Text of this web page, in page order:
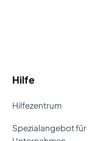
Hilfe
Hilfezentrum
Spezialangebot für